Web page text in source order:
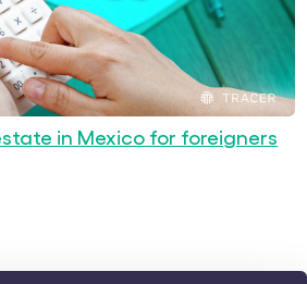
in Mexico for foreigners